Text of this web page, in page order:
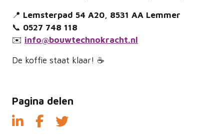
📍 Lemsterpad 54 A20, 8531 AA Lemmer
📞 0527 748 118
✉️ info@bouwtechnokracht.nl
De koffie staat klaar! ☕
Pagina delen